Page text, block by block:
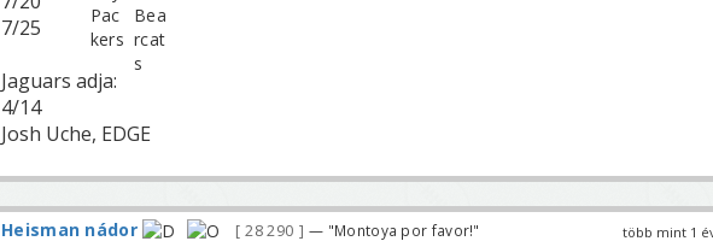
7/25
Jaguars adja:
4/14
Josh Uche, EDGE
több mint 1
Heisman nádor 28 290 — "Montoya por favor!"